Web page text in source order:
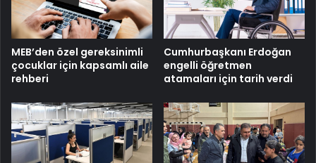
MEB’den özel gereksinimli
çocuklar için kapsamlı aile
rehberi
Cumhurbaşkanı Erdoğan
engelli öğretmen
atamaları için tarih verdi